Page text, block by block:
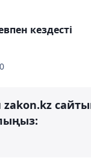
кездесті